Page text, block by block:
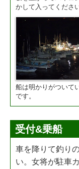
かして入ってください
船は明かりがついて
です。
受付&乗船
車を降りて釣り
い。女将が駐車